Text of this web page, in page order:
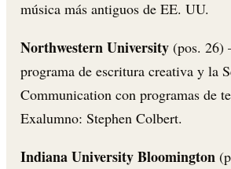
música más antiguos de EE. UU.
Northwestern University (pos. 26)
programa de escritura creativa y la
Communication con programas de
Exalumno: Stephen Colbert.
Indiana University Bloomington